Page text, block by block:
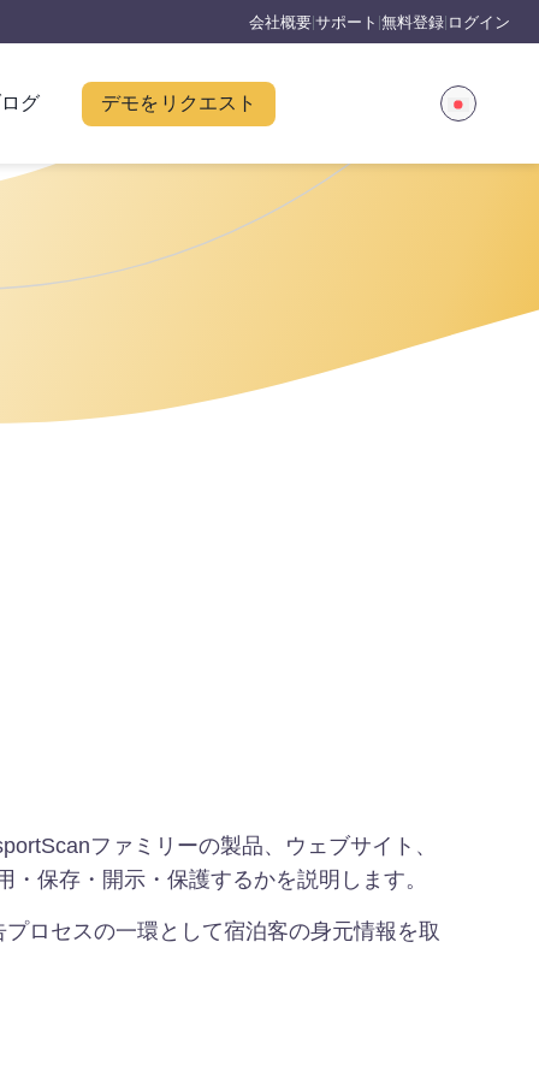
会社概要 サポート 無料登録 ログイン
グ デモをリクエスト
ファミリーの製品、ウェブサイト、
保存・開示・保護するかを説明します。
ロセスの一環として宿泊客の身元情報を取